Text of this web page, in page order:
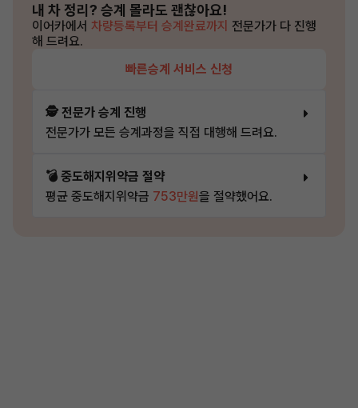
내 차 정리? 승계 몰라도 괜찮아요!
이어카에서 차량등록부터 승계완료까지 전문가가 다 진행
해 드려요.
빠른승계 서비스 신청
🕵️ 전문가 승계 진행
전문가가 모든 승계과정을 직접 대행해 드려요.
💣 중도해지위약금 절약
평균 중도해지위약금 753만원을 절약했어요.